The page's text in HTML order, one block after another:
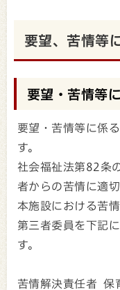
要望、苦情等
要望・苦情等
要望・苦情等に係
す。
社会福祉法第82条
者からの苦情に適
本施設における苦
第三者委員を下記
す。
苦情解決責任